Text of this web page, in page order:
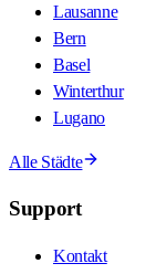
Lausanne
Bern
Basel
Winterthur
Lugano
Alle Städte
Support
Kontakt